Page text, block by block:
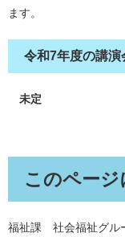
ます。
令和7年度の講演
未定
このペー
福祉課 社会福祉グル